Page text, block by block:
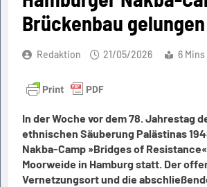
Brückenbau gelungen
Redaktion 21/05/2026 6 Mins
In der Woche vor dem 78. Jahrestag
ethnischen Säuberung Palästinas
Nakba-Camp »Bridges of
Moorweide in Hamburg statt. Der
Vernetzungsort und die